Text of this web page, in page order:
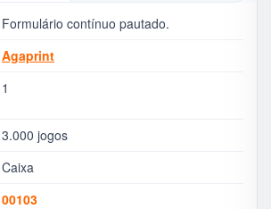
Formulário contínuo pautado.
Agaprint
1
3.000 jogos
Caixa
00103